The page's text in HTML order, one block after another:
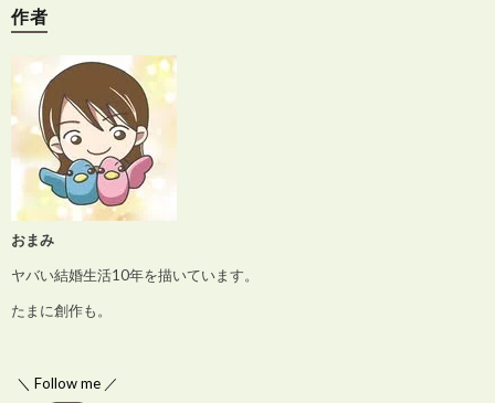
作者
おまみ
ヤバい結婚生活10年を描いています。
たまに創作も。
＼ Follow me ／